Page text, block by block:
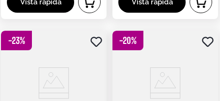
-23% -20%